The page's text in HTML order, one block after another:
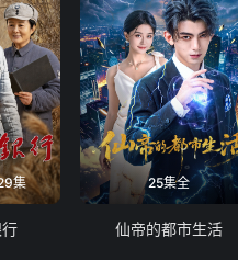
集 25集全
仙帝的都市生活